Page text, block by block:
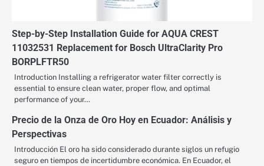
Step-by-Step Installation Guide for AQUA CREST
11032531 Replacement for Bosch UltraClarity Pro
BORPLFTR50
Introduction Installing a refrigerator water filter correctly is
essential to ensure clean water, proper flow, and optimal
performance of your…
Precio de la Onza de Oro Hoy en Ecuador: Análisis y
Perspectivas
Introducción El oro ha sido considerado durante siglos un refugio
seguro en tiempos de incertidumbre económica. En Ecuador, el